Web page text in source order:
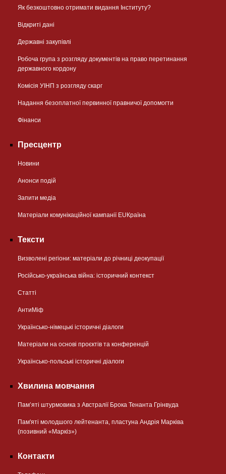
Як безкоштовно отримати видання Інституту?
Відкриті дані
Державні закупівлі
Робоча група з розгляду документів на право перетинання
державного кордону
Комісія УІНП з розгляду скарг
Надання безоплатної первинної правничої допомогти
Фінанси
Пресцентр
Новини
Анонси подій
Запити медіа
Матеріали комунікаційної кампанії EUКраїна
Тексти
Визволені регіони: матеріали до річниці деокупації
Російсько-українська війна: історичний контекст
Статті
АнтиМіф
Українсько-німецькі історичні діалоги
Матеріали на основі проєктів та конференцій
Українсько-польські історичні діалоги
Хвилина мовчання
Пам’яті штурмовика з Австралії Брока Тенанта Грінвуда
Пам'яті молодшого лейтенанта, пластуна Андрія Марківа
(позивний «Маркіз»)
Контакти